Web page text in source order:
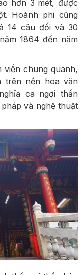
hơn 3 mét, được
Hoành phi cũng
14 câu đối và 30
1864 đến năm
viền chung quanh,
trên nền hoa văn
ca ngợi thần
và nghệ thuật